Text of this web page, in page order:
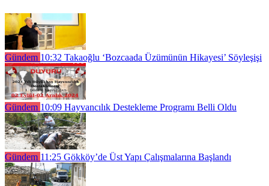
Gündem 10:32 Takaoğlu ‘Bozcaada Üzümünün Hikayesi’ Söyleşişi
Gündem 10:09 Hayvancılık Destekleme Programı Belli Oldu
Gündem 11:25 Gökköy’de Üst Yapı Çalışmalarına Başlandı